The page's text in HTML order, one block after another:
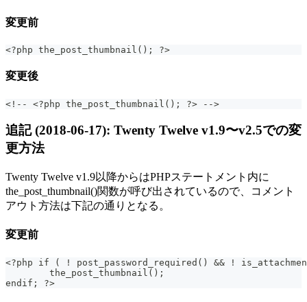
変更前
<?php the_post_thumbnail(); ?>
変更後
<!-- <?php the_post_thumbnail(); ?> -->
追記 (2018-06-17): Twenty Twelve v1.9〜v2.5での変
更方法
Twenty Twelve v1.9以降からはPHPステートメント内に
the_post_thumbnail()関数が呼び出されているので、コメント
アウト方法は下記の通りとなる。
変更前
<?php if ( ! post_password_required() && !
	the_post_thumbnail();
endif; ?>